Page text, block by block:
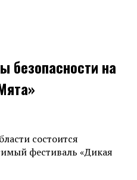
безопасности на
состоится
фестиваль «Дикая